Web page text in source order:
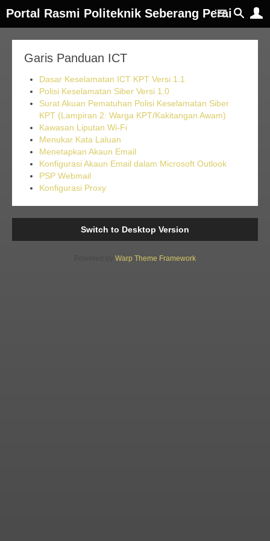
Portal Rasmi Politeknik Seberang Perai
Garis Panduan ICT
Dasar Keselamatan ICT KPT Versi 1.1
Polisi Keselamatan Siber Versi 1.0
Surat Akuan Pematuhan Polisi Keselamatan Siber
KPT (Lampiran 2: Warga KPT/Kakitangan Awam)
Kawasan Liputan Wi-Fi
Menukar Kata Laluan
Menetapkan Akaun Email
Konfigurasi Akaun Email dalam Microsoft Outlook
PSP Webmail
Konfigurasi Proxy
Switch to Desktop Version
Warp Theme Framework